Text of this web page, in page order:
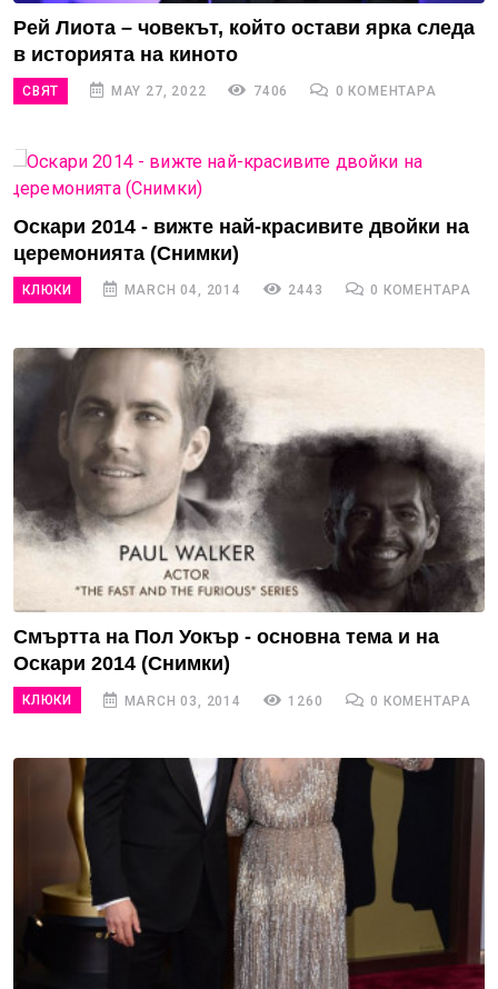
Рей Лиота – човекът, който остави ярка следа
в историята на киното
СВЯТ MAY 27, 2022 7406 0 КОМЕНТАРА
Оскари 2014 - вижте най-красивите двойки на
церемонията (Снимки)
КЛЮКИ MARCH 04, 2014 2443 0 КОМЕНТАРА
Смъртта на Пол Уокър - основна тема и на
Оскари 2014 (Снимки)
КЛЮКИ MARCH 03, 2014 1260 0 КОМЕНТАРА